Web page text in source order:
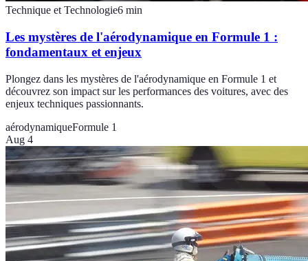
Technique et Technologie6 min
Les mystères de l'aérodynamique en Formule 1 :
fondamentaux et enjeux
Plongez dans les mystères de l'aérodynamique en Formule 1 et
découvrez son impact sur les performances des voitures, avec des
enjeux techniques passionnants.
aérodynamiqueFormule 1
Aug 4